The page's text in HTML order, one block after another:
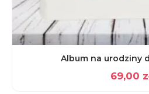
Album na urodziny
69,00